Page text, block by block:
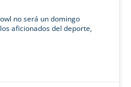
no será un domingo
aficionados del deporte,